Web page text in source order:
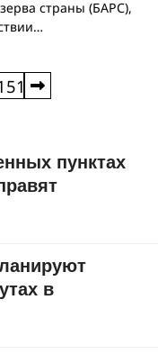
страны (БАРС),
пунктах
в